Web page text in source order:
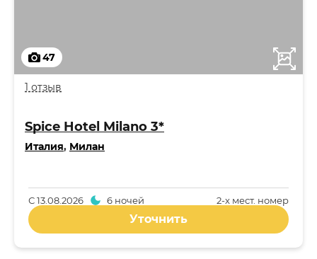
47
1 отзыв
Spice Hotel Milano 3*
Италия, Милан
2-x мест. номер
С13.08.2026 6 ночей
Уточнить